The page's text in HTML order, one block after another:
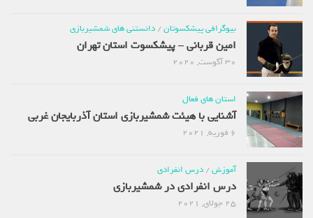
بیوگرافی پیشکسوتان/دانستنی های شمشیربازی
امین قربانی – پیشکسوت استان تهران
استان های فعال
آشنایی با هیئت شمشیربازی استان آذربایجان غربی
آموزش/درس انفرادی
درس انفرادی در شمشیربازی